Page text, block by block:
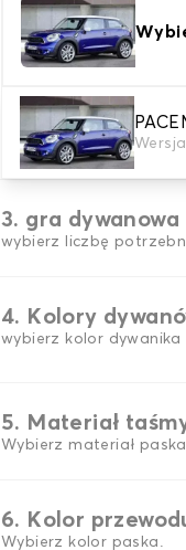
2. Materiał
wybierz materiał
3. gra dywanowa
wybierz liczbę
4. Kolory
wybierz kolor dywanika
5. Materiał
Wybierz materiał
6. Kolor
Wybierz kolor paska.